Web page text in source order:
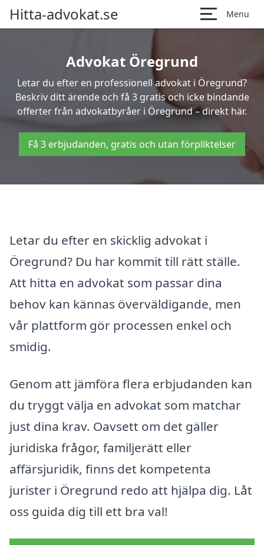
Hitta-advokat.se Menu
Advokat Öregrund
Letar du efter en professionell advokat i Öregrund?
Beskriv ditt ärende och få 3 gratis och icke bindande
offerter från advokatbyråer i Öregrund – direkt här.
Få 3 erbjudanden, gratis och utan förpliktelser
Letar du efter en skicklig advokat i
Öregrund? Du har kommit till rätt ställe.
Att hitta en advokat som passar dina
behov kan kännas överväldigande, men
vår plattform gör processen enkel och
smidig.
Genom att jämföra flera erbjudanden kan
du tryggt välja en advokat som matchar
just dina krav. Oavsett om det gäller
juridiska frågor, familjerätt eller
affärsjuridik, finns det kompetenta
jurister i Öregrund redo att hjälpa dig. Låt
oss guida dig till ett bra val!